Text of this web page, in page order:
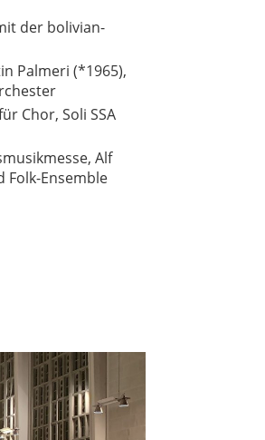
der bolivian-
Palmeri (*1965),
Chor, Soli SSA
Alf
Folk-Ensemble